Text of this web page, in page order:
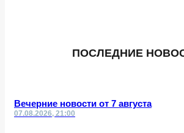
ПОСЛЕДНИЕ
Вечерние новости от 7 августа
07.08.2026, 21:00